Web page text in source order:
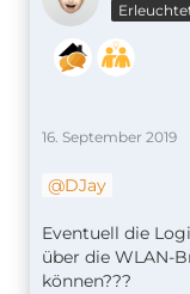
16. September 2019
DJay
Eventuell die
über die WLAN-
können???